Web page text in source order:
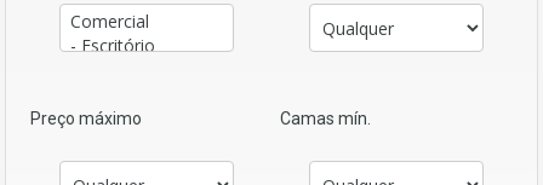
Preço máximo Camas mín.